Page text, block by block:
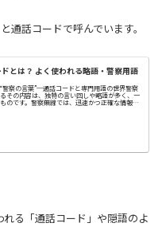
通話コードで呼んでいます。
とは？ よく使われる略語・警察用語
警察の言葉”─通話コードと専門用語の世界警察
その内容は、独特の言い回しや略語が多く、一
のです。警察無線では、迅速かつ正確な情報伝
る「通話コード」や隠語のよ